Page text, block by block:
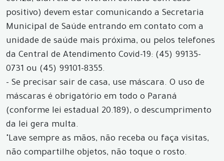
positivo) devem estar comunicando a Secretaria
Municipal de Saúde entrando em contato com a
unidade de saúde mais próxima, ou pelos telefones
da Central de Atendimento Covid-19: (45) 99135-
0731 ou (45) 99101-8355.
- Se precisar sair de casa, use máscara. O uso de
máscaras é obrigatório em todo o Paraná
(conforme lei estadual 20.189), o descumprimento
da lei gera multa.
"Lave sempre as mãos, não receba ou faça visitas,
não compartilhe objetos, não toque o rosto.